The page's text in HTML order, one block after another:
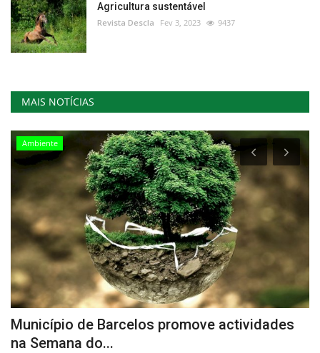
Agricultura sustentável
Revista Descla Fev 3, 2023 9437
MAIS NOTÍCIAS
Ambiente
Município de Barcelos promove actividades
na Semana do...